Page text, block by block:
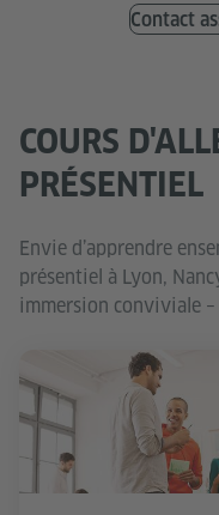
Contact
COURS
PRÉSENTIEL
Envie d’apprendre
présentiel à Lyon,
immersion conviviale